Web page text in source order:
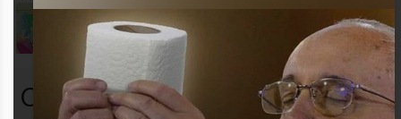
Y si vienen a casa duermo infinito
Comentarios